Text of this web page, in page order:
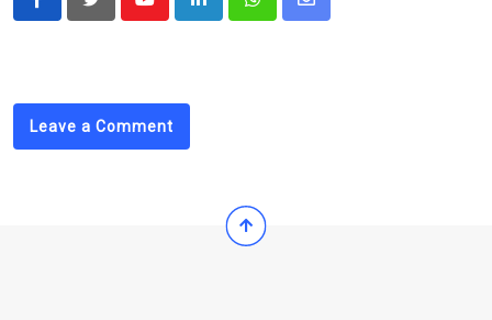
YoutubeLinkedInWhatsappShare
Leave a Comment